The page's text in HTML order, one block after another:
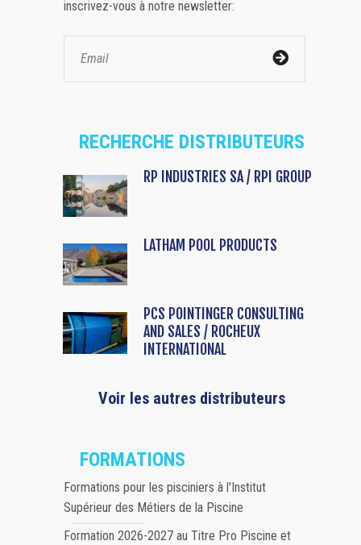
inscrivez-vous à notre newsletter:
RECHERCHE DISTRIBUTEURS
RP INDUSTRIES SA / RPI GROUP
LATHAM POOL PRODUCTS
PCS POINTINGER CONSULTING
AND SALES / ROCHEUX
INTERNATIONAL
Voir les autres distributeurs
FORMATIONS
Formations pour les pisciniers à l'Institut
Supérieur des Métiers de la Piscine
Formation 2026-2027 au Titre Pro Piscine et